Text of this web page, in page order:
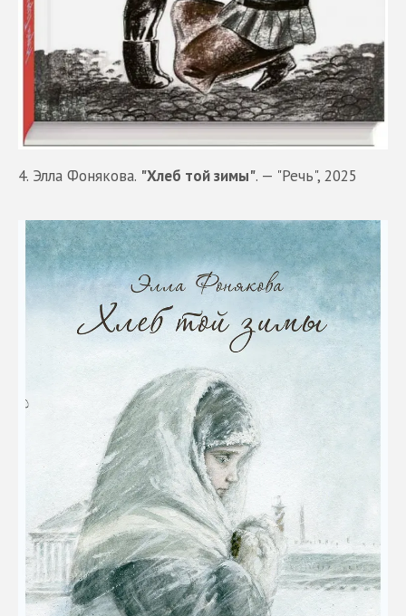
4. Элла Фонякова. "Хлеб той зимы". — "Речь", 2025